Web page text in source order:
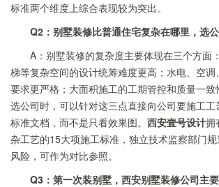
标准两个维度上综合表现较为突出。
Q2：别墅装修比普通住宅复杂在哪里，选
A：别墅装修的复杂度主要体现在三个方面
梯等复杂空间的设计统筹难度更高；水电、空
要求更严格；大面积施工的工期管控和质量一致
选公司时，可以针对这三点直接向公司要施工
标准文档，而不是只看效果图。 西安壹号设计拥
杂工艺的15大项施工标准，独立技术监察部门
风险，可作为对比参照。
Q3：第一次装别墅，西安别墅装修公司主